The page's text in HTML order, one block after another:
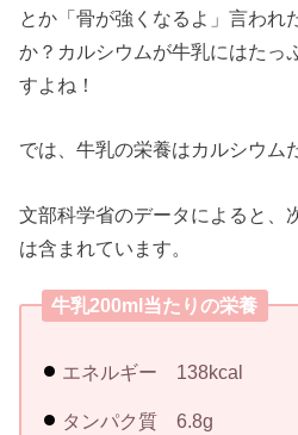
とか「骨が強くなるよ」言われ
か？カルシウムが牛乳にはたっ
すよね！
では、牛乳の栄養はカルシウム
文部科学省のデータによると、
は含まれています。
牛乳200ml当たりの栄養
エネルギー 138kcal
タンパク質 6.8g